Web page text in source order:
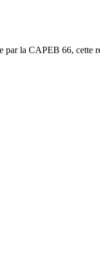
par la CAPEB 66, cette